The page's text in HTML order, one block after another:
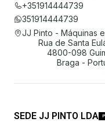
+351914444739
351914444739
JJ Pinto - Máquinas
Rua de Santa
4800-098
Braga -
SEDE JJ PINTO LDA